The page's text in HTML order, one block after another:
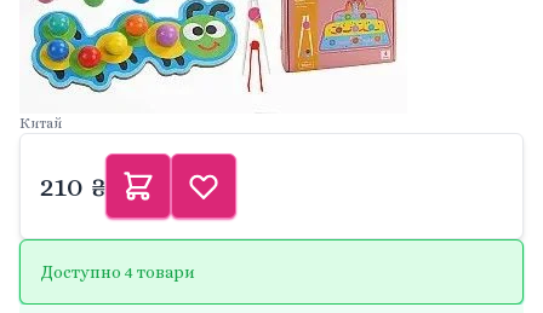
Китай
210 ₴
Доступно 4 товари